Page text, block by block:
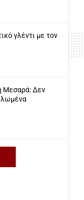
γλέντι με τον
Μεσαρά: Δεν